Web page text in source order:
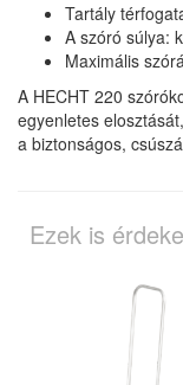
Tartály
A szóró súlya:
Maximális
A HECHT 220
egyenletes
a biztonságos,
Ezek is